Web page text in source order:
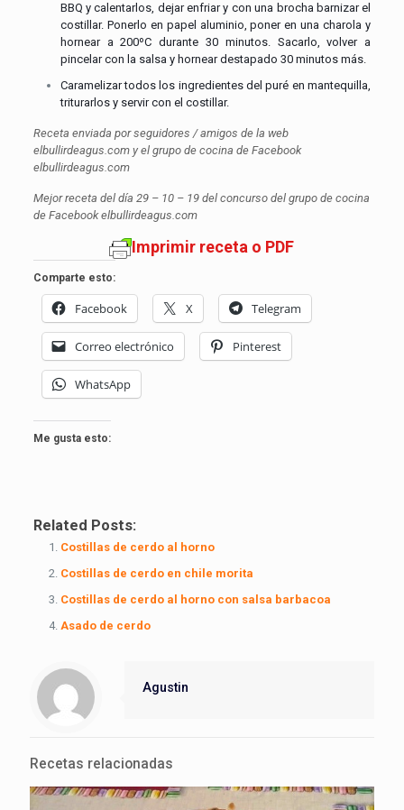
BBQ y calentarlos, dejar enfriar y con una brocha barnizar el
costillar. Ponerlo en papel aluminio, poner en una charola y
hornear a 200ºC durante 30 minutos. Sacarlo, volver a
pincelar con la salsa y hornear destapado 30 minutos más.
Caramelizar todos los ingredientes del puré en mantequilla,
triturarlos y servir con el costillar.
Receta enviada por seguidores / amigos de la web
elbullirdeagus.com y el grupo de cocina de Facebook
elbullirdeagus.com
Mejor receta del día 29 – 10 – 19 del concurso del grupo de cocina
de Facebook elbullirdeagus.com
Imprimir receta o PDF
Comparte esto:
Facebook X Telegram
Correo electrónico Pinterest
WhatsApp
Me gusta esto:
Related Posts:
Costillas de cerdo al horno
Costillas de cerdo en chile morita
Costillas de cerdo al horno con salsa barbacoa
Asado de cerdo
Agustin
Recetas relacionadas